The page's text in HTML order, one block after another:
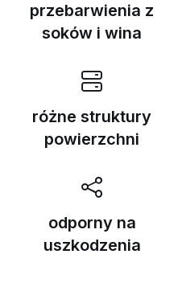
przebarwienia z
soków i wina
różne struktury
powierzchni
odporny na
uszkodzenia